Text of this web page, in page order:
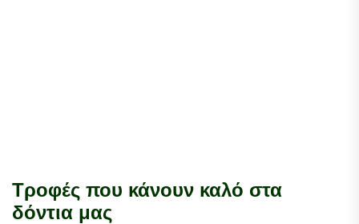
Τροφές που κάνουν καλό στα
δόντια μας